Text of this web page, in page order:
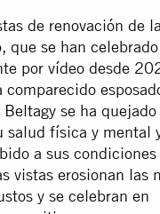
de renovación de
que se han celebrado
por vídeo desde
comparecido
se ha
salud física y mental
a sus condiciones
vistas erosionan las
y se celebran en